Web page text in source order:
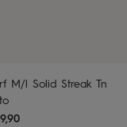
M/l Solid Streak Tn
,90